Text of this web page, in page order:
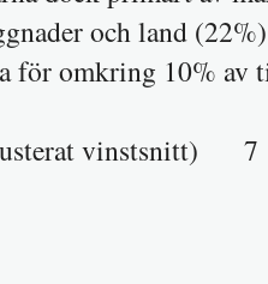
och land
för omkring 10% av
vinstsnitt) 7